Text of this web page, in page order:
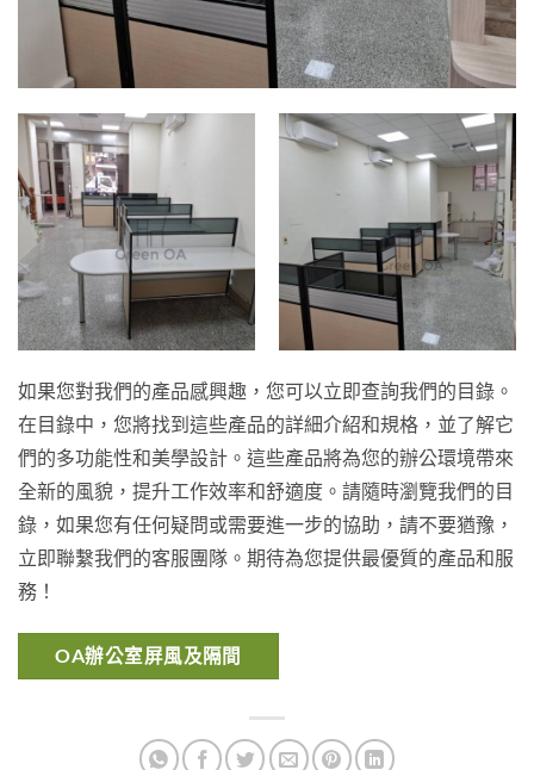
如果您對我們的產品感興趣，您可以立即查詢我們的目錄。
在目錄中，您將找到這些產品的詳細介紹和規格，並了解它
們的多功能性和美學設計。這些產品將為您的辦公環境帶來
全新的風貌，提升工作效率和舒適度。請隨時瀏覽我們的目
錄，如果您有任何疑問或需要進一步的協助，請不要猶豫，
立即聯繫我們的客服團隊。期待為您提供最優質的產品和服
務！
OA辦公室屏風及隔間